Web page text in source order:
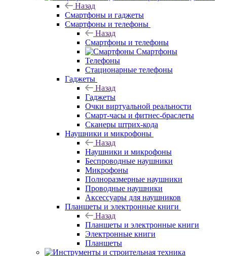
Назад
Смартфоны и гаджеты
Смартфоны и телефоны
Назад
Смартфоны и телефоны
Смартфоны
Телефоны
Стационарные телефоны
Гаджеты
Назад
Гаджеты
Очки виртуальной реальности
Смарт-часы и фитнес-браслеты
Сканеры штрих-кода
Наушники и микрофоны
Назад
Наушники и микрофоны
Беспроводные наушники
Микрофоны
Полноразмерные наушники
Проводные наушники
Аксессуары для наушников
Планшеты и электронные книги
Назад
Планшеты и электронные книги
Электронные книги
Планшеты